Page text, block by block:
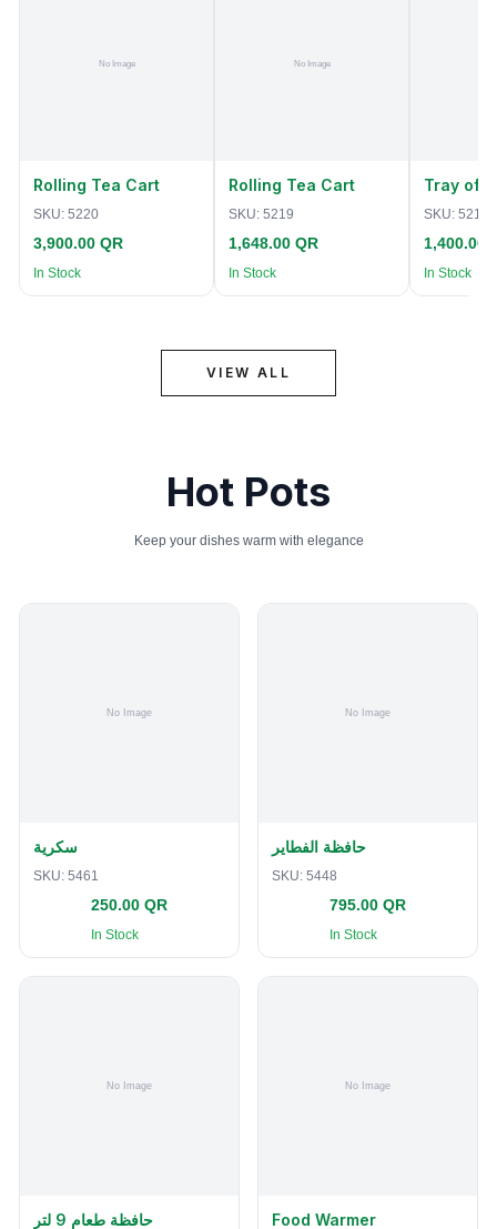
Rolling Tea Cart
SKU: 5220
3,900.00 QR
In Stock
Rolling Tea Cart
SKU: 5219
1,648.00 QR
In Stock
Tray of
SKU: 5218
1,400.00
In Stock
VIEW ALL
Hot Pots
Keep your dishes warm with elegance
سكرية
SKU: 5461
250.00 QR
In Stock
حافظة الفطاير
SKU: 5448
795.00 QR
In Stock
حافظة طعام 9 لتر Food Warmer